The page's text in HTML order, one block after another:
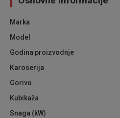
Marka
Model
Godina proizvodnje
Karoserija
Gorivo
Kubikaža
Snaga (kW)